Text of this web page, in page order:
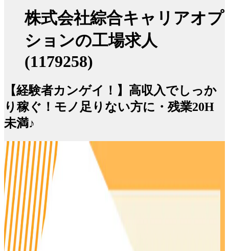
株式会社綜合キャリアオプ
ションの工場求人
(1179258)
【経験者カンゲイ！】高収入でしっか
り稼ぐ！モノ足りない方に・残業20H
未満♪